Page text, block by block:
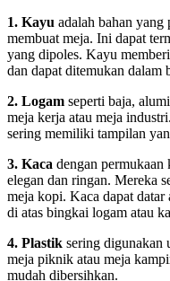
1. Kayu adalah bahan
membuat meja. Ini dapat
yang dipoles. Kayu
dan dapat ditemukan dalam
2. Logam seperti baja,
meja kerja atau meja
sering memiliki tampilan
3. Kaca dengan permukaan
elegan dan ringan. Mereka
meja kopi. Kaca dapat datar
di atas bingkai logam atau
4. Plastik sering digunakan
meja piknik atau meja
mudah dibersihkan.